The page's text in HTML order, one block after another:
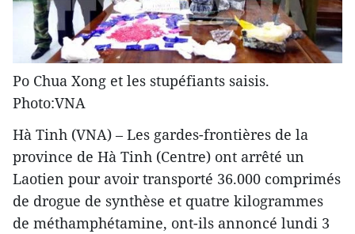
Po Chua Xong et les stupéfiants saisis.
Photo:VNA
Hà Tinh (VNA) – Les gardes-frontières de la
province de Hà Tinh (Centre) ont arrêté un
Laotien pour avoir transporté 36.000 comprimés
de drogue de synthèse et quatre kilogrammes
de méthamphétamine, ont-ils annoncé lundi 3